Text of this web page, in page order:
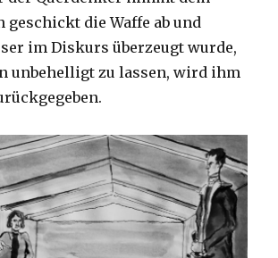
geschickt die Waffe ab und
im Diskurs überzeugt wurde,
unbehelligt zu lassen, wird ihm